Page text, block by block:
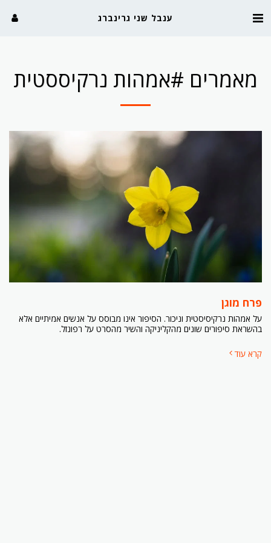
ענבל שני גרינברג
מאמרים #אמהות נרקיססטית
פרח מוגן
על אמהות נרקיסיסטית וניכור. הסיפור אינו מבוסס על אנשים אמיתיים אלא
בהשראת סיפורים שונים מהקליניקה והשיר מהסרט על רפונזל.
קרא עוד